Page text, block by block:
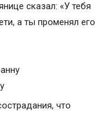
сказал: «У тебя
а ты променял его
что